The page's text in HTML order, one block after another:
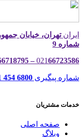
ایرانتهران، خیابان
شماره 9
02166723586 – 66718795 – 66718717
شماره پیگیری 6800 454 0991
خدمات مشتریان
صفحه اصلی
وبلاگ